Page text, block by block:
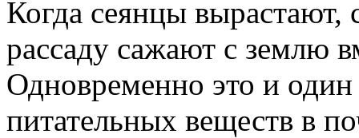
Когда сеянцы вырастают,
рассаду сажают с землю
Одновременно это и один
питательных веществ в